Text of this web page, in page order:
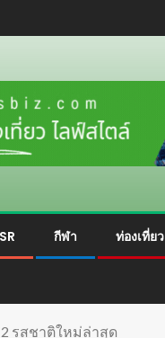
กีฬา ท่องเที่ยว
2 รสชาติใหม่ล่าสุด